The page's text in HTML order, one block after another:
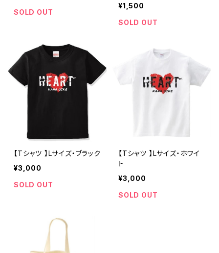
SOLD OUT
¥1,500
SOLD OUT
【Tシャツ 】Lサイズ・ブラック
¥3,000
SOLD OUT
【Tシャツ 】Lサイズ・ホワイ
ト
¥3,000
SOLD OUT